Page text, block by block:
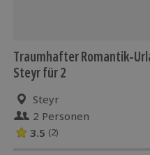
Traumhafter Romantik-
Steyr für 2
Steyr
2 Personen
3.5 (2)